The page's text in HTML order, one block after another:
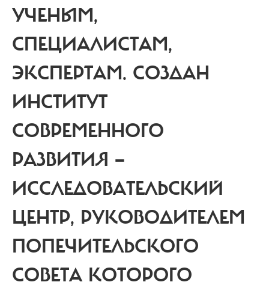
УЧЕНЫМ,
СПЕЦИАЛИСТАМ,
ЭКСПЕРТАМ. СОЗДАН
ИНСТИТУТ
СОВРЕМЕННОГО
РАЗВИТИЯ —
ИССЛЕДОВАТЕЛЬСКИЙ
ЦЕНТР, РУКОВОДИТЕЛЕМ
ПОПЕЧИТЕЛЬСКОГО
СОВЕТА КОТОРОГО